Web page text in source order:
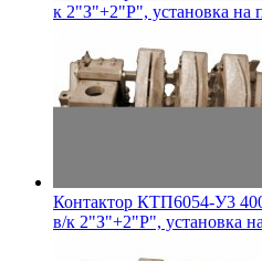
к 2"З"+2"Р", установка на
Контактор КТП6054-У3
в/к 2"З"+2"Р", установка